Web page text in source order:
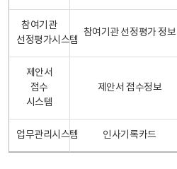
참여기관
선정평가시스템
참여기관 선정평가 정보
제안서
접수
시스템
제안서 접수정보
업무관리시스템 인사기록카드